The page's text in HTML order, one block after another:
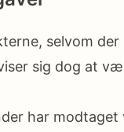
selvom
sig dog at
har